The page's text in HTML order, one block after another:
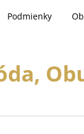
Podmienky